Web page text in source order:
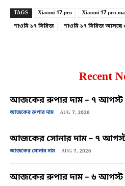
TAGS Xiaomi 17 pro Xiaomi 17 pro
শাওমি ১৭ সিরিজ
শাওমি ১৭ সিরিজ আসছে
Recent
আজকের রুপার দাম – ৭ আগস্ট
আজকের রুপার দাম AUG 7, 2026
আজকের সোনার দাম – ৭
আজকের সোনার দাম AUG 7, 2026
আজকের রুপার দাম – ৬ আগস্ট